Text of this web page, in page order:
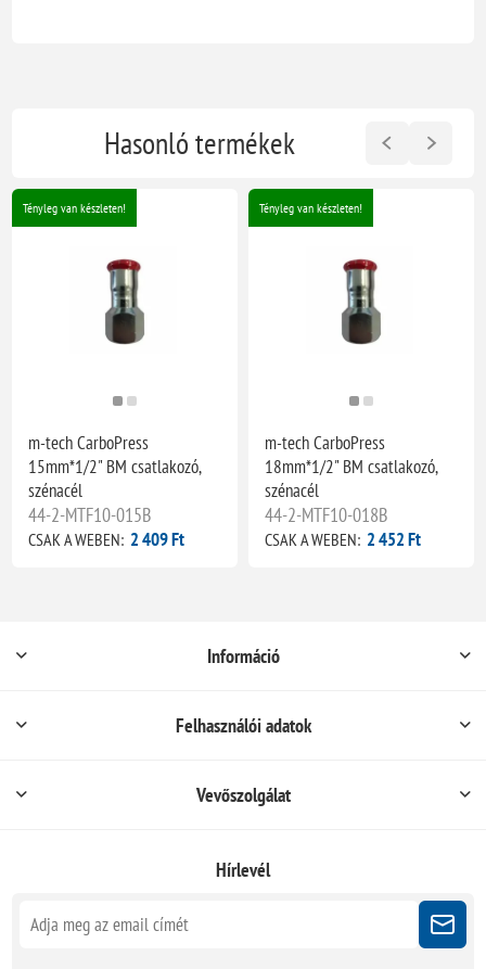
Hasonló termékek
Tényleg van készleten!
m-tech CarboPress
15mm*1/2" BM csatlakozó,
szénacél
44-2-MTF10-015B
CSAK A WEBEN: 2 409 Ft
Tényleg van készleten!
m-tech CarboPress
18mm*1/2" BM csatlakozó,
szénacél
44-2-MTF10-018B
CSAK A WEBEN: 2 452 Ft
Információ
Felhasználói adatok
Vevőszolgálat
Hírlevél